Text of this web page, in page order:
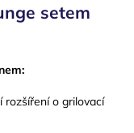
setem
rozšíření o grilovací